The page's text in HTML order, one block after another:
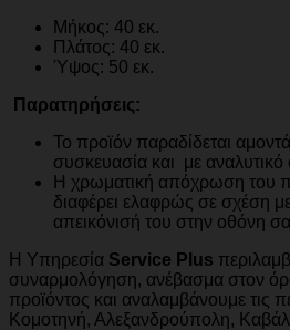
Μήκος: 40 εκ.
Πλάτος: 40 εκ.
Ύψος: 50 εκ.
Παρατηρήσεις:
Το προϊόν παραδίδεται
συσκευασία και με
Η χρωματική απόχρωση του
διαφέρει ελαφρώς σε σχέση
απεικόνισή του στην οθόνη
Η Υπηρεσία Service Plus
συναρμολόγηση, ανέβασμα στον
προϊόντος και αναλαμβάνουμε τις
Κομοτηνή, Αλεξανδρούπολη,